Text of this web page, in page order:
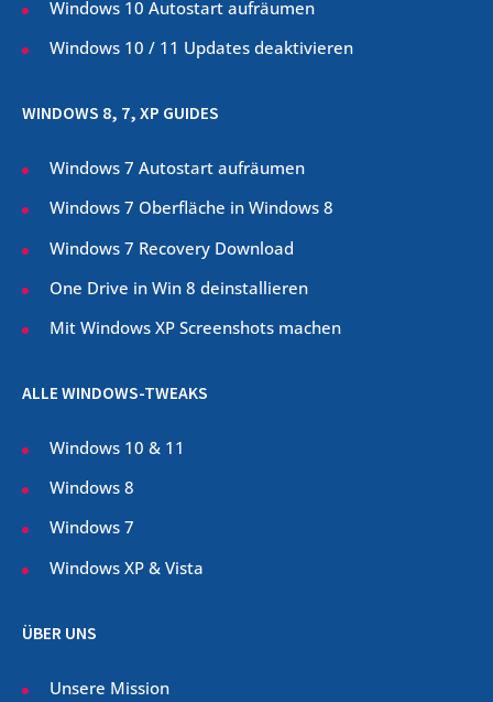
Windows 10 Autostart aufräumen
Windows 10 / 11 Updates deaktivieren
WINDOWS 8, 7, XP GUIDES
Windows 7 Autostart aufräumen
Windows 7 Oberfläche in Windows 8
Windows 7 Recovery Download
One Drive in Win 8 deinstallieren
Mit Windows XP Screenshots machen
ALLE WINDOWS-TWEAKS
Windows 10 & 11
Windows 8
Windows 7
Windows XP & Vista
ÜBER UNS
Unsere Mission